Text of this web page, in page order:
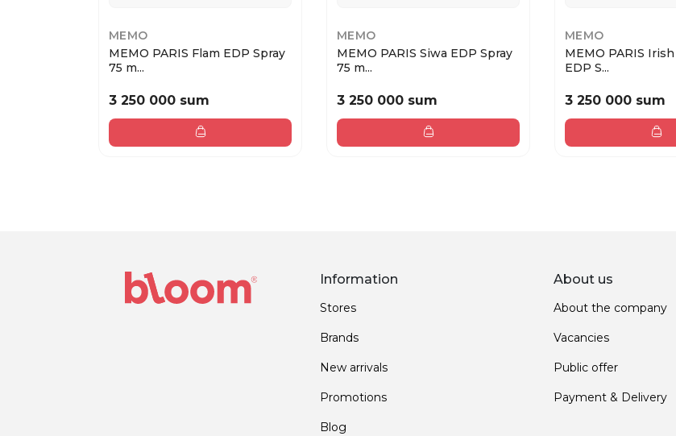
MEMO
MEMO PARIS Flam EDP Spray
75 m...
3 250 000 sum
MEMO
MEMO PARIS Siwa EDP Spray
75 m...
3 250 000 sum
MEMO
MEMO PARIS
EDP S...
3 250 000 sum
Information
Stores
Brands
New arrivals
Promotions
Blog
About us
About the company
Vacancies
Public offer
Payment & Delivery